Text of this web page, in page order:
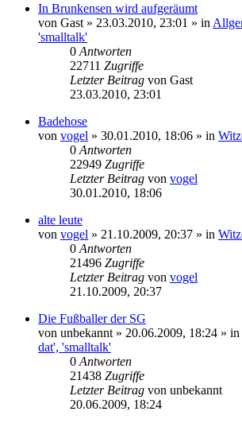
In Brunkensen wird aufgeräumt
von Gast » 23.03.2010, 23:01 » in
'smalltalk'
0 Antworten
22711 Zugriffe
Letzter Beitrag von Gast
23.03.2010, 23:01
Badehose
von vogel » 30.01.2010, 18:06 » in
0 Antworten
22949 Zugriffe
Letzter Beitrag von vogel
30.01.2010, 18:06
alte leute
von vogel » 21.10.2009, 20:37 » in
0 Antworten
21496 Zugriffe
Letzter Beitrag von vogel
21.10.2009, 20:37
Die Fußballer der SG
von unbekannt » 20.06.2009, 18:24 » in
dat', 'smalltalk'
0 Antworten
21438 Zugriffe
Letzter Beitrag von unbekannt
20.06.2009, 18:24